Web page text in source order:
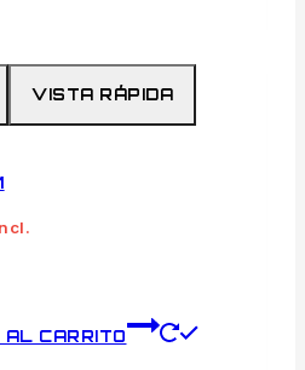
VISTA RÁPIDA
AL CARRITO